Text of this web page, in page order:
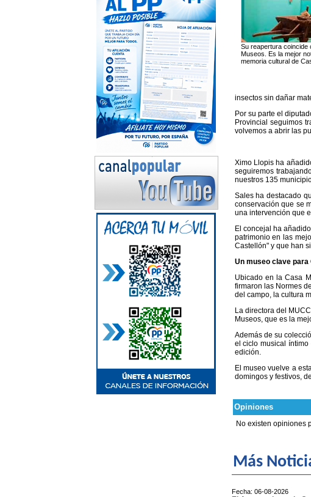
Su reapertura coincide
Museos. Es la mejor
memoria cultural de
insectos sin dañar
Por su parte el
Provincial seguimos
volvemos a abrir las
Ximo Llopis ha
seguiremos
nuestros 135
Sales ha destacado
conservación que se
una intervención que
El concejal ha
patrimonio en las
Castellón" y que han
Un museo clave para
Ubicado en la Casa
firmaron las Normes
del campo, la cultura
La directora del
Museos, que es la
Además de su
el ciclo musical
edición.
El museo vuelve a
domingos y festivos,
Opiniones
No existen opiniones
Más
Fecha: 06-08-2026